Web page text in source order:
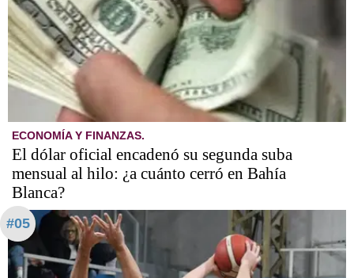
ECONOMÍA Y FINANZAS.
El dólar oficial encadenó su segunda suba
mensual al hilo: ¿a cuánto cerró en Bahía
Blanca?
#05